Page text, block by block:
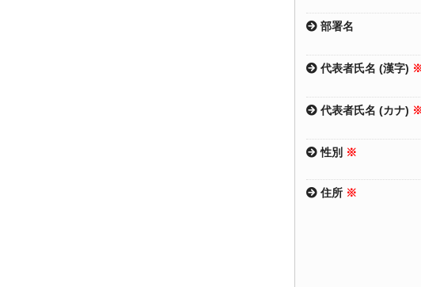
部署名
代表者氏名 (漢字)
代表者氏名 (カナ)
性別 ※
住所 ※